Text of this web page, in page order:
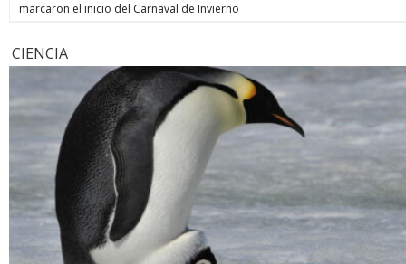
marcaron el inicio del Carnaval de Invierno
CIENCIA